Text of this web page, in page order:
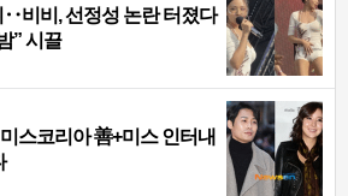
비비, 선정성 논란 터졌다
” 시끌
미스코리아 善+미스 인터내